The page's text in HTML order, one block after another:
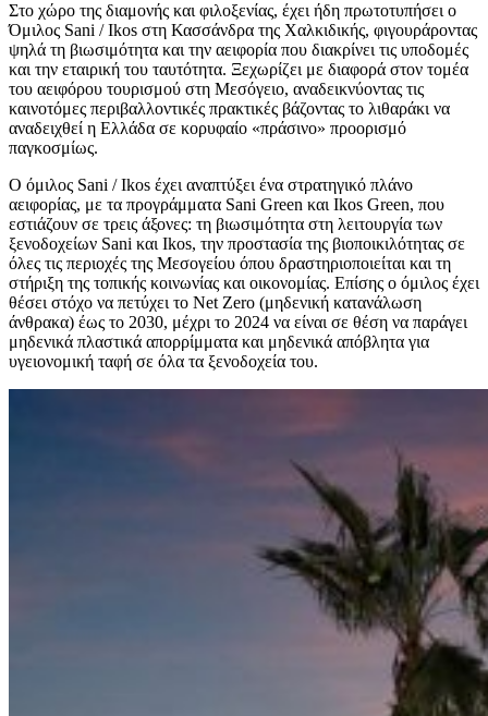
Στο χώρο της διαμονής και φιλοξενίας, έχει ήδη πρωτοτυπήσει ο
Όμιλος Sani / Ikos στη Κασσάνδρα της Χαλκιδικής, φιγουράροντας
ψηλά τη βιωσιμότητα και την αειφορία που διακρίνει τις υποδομές
και την εταιρική του ταυτότητα. Ξεχωρίζει με διαφορά στον τομέα
του αειφόρου τουρισμού στη Μεσόγειο, αναδεικνύοντας τις
καινοτόμες περιβαλλοντικές πρακτικές βάζοντας το λιθαράκι να
αναδειχθεί η Ελλάδα σε κορυφαίο «πράσινο» προορισμό
παγκοσμίως.
Ο όμιλος Sani / Ikos έχει αναπτύξει ένα στρατηγικό πλάνο
αειφορίας, με τα προγράμματα Sani Green και Ikos Green, που
εστιάζουν σε τρεις άξονες: τη βιωσιμότητα στη λειτουργία των
ξενοδοχείων Sani και Ikos, την προστασία της βιοποικιλότητας σε
όλες τις περιοχές της Μεσογείου όπου δραστηριοποιείται και τη
στήριξη της τοπικής κοινωνίας και οικονομίας. Επίσης ο όμιλος έχει
θέσει στόχο να πετύχει το Net Zero (μηδενική κατανάλωση
άνθρακα) έως το 2030, μέχρι το 2024 να είναι σε θέση να παράγει
μηδενικά πλαστικά απορρίμματα και μηδενικά απόβλητα για
υγειονομική ταφή σε όλα τα ξενοδοχεία του.